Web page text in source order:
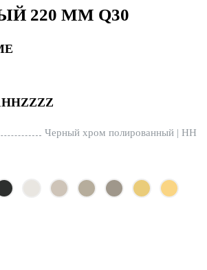
220 ММ Q30
Черный хром полированный | HH